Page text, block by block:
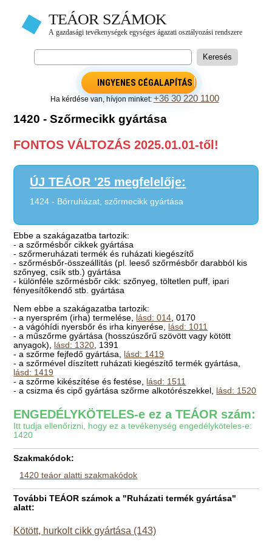
INGYENES CÉGALAPÍTÁS
Ha kérdése van, hívjon minket:+36 30 220 1100
1420 - Szőrmecikk gyártása
FONTOS VÁLTOZÁS 2025.01.01-től!
ÚJ TEÁOR '25 megfelelője:
1424 - Bőrruházat, szőrmecikk gyártása
Ebbe a szakágazatba tartozik:
- a szőrmésbőr cikkek gyártása
- szőrmeruházati termék és ruházati kiegészítő
- szőrmésbőr-összeállítás (pl. leeső szőrmésbőr darabból kis
szőnyeg, csík stb.) gyártása
- különféle szőrmésbőr cikk: szőnyeg, töltetlen puff, ipari
fényesítőkendő stb. gyártása
Nem ebbe a szakágazatba tartozik:
- a nyersprém (irha) termelése, lásd: 014 , 0170
- a vágóhídi nyersbőr és irha kinyerése, lásd: 1011
- a műszőrme gyártása (hosszúszőrű szövött vagy kötött
anyagok), lásd: 1320 , 1391
- a szőrme fejfedő gyártása, lásd: 1419
- a szőrmével díszített ruházati kiegészítő termék gyártása,
lásd: 1419
- a szőrme kikészítése és festése, lásd: 1511
- a csizma és cipő gyártása szőrme alkotórészekkel, lásd: 1520
ENGEDÉLYKÖTELES-e ez a TEÁOR szám:
Itt tudja ellenőrizni, hogy ez a tevékenység engedélyköteles-e:
1420
Szakmakódok:
1420 teáor alatti szakmakódok
További TEÁOR számok a "Ruházati termék gyártása"
alatt:
Kötött, hurkolt cikk gyártása (143)